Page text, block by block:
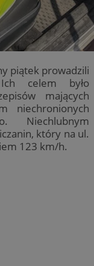
piątek prowadzili
Ich celem było
mających
niechronionych
Niechlubnym
który na ul.
123 km/h.